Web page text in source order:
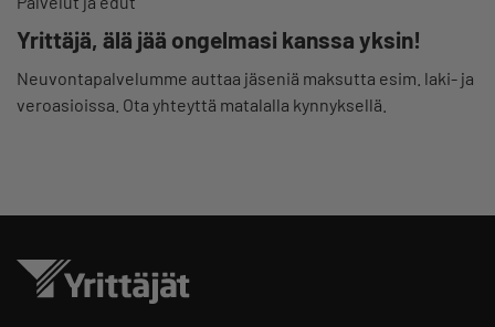
Yrittäjä, älä jää ongelmasi kanssa yksin!
Neuvontapalvelumme auttaa jäseniä maksutta esim. laki- ja
veroasioissa. Ota yhteyttä matalalla kynnyksellä.